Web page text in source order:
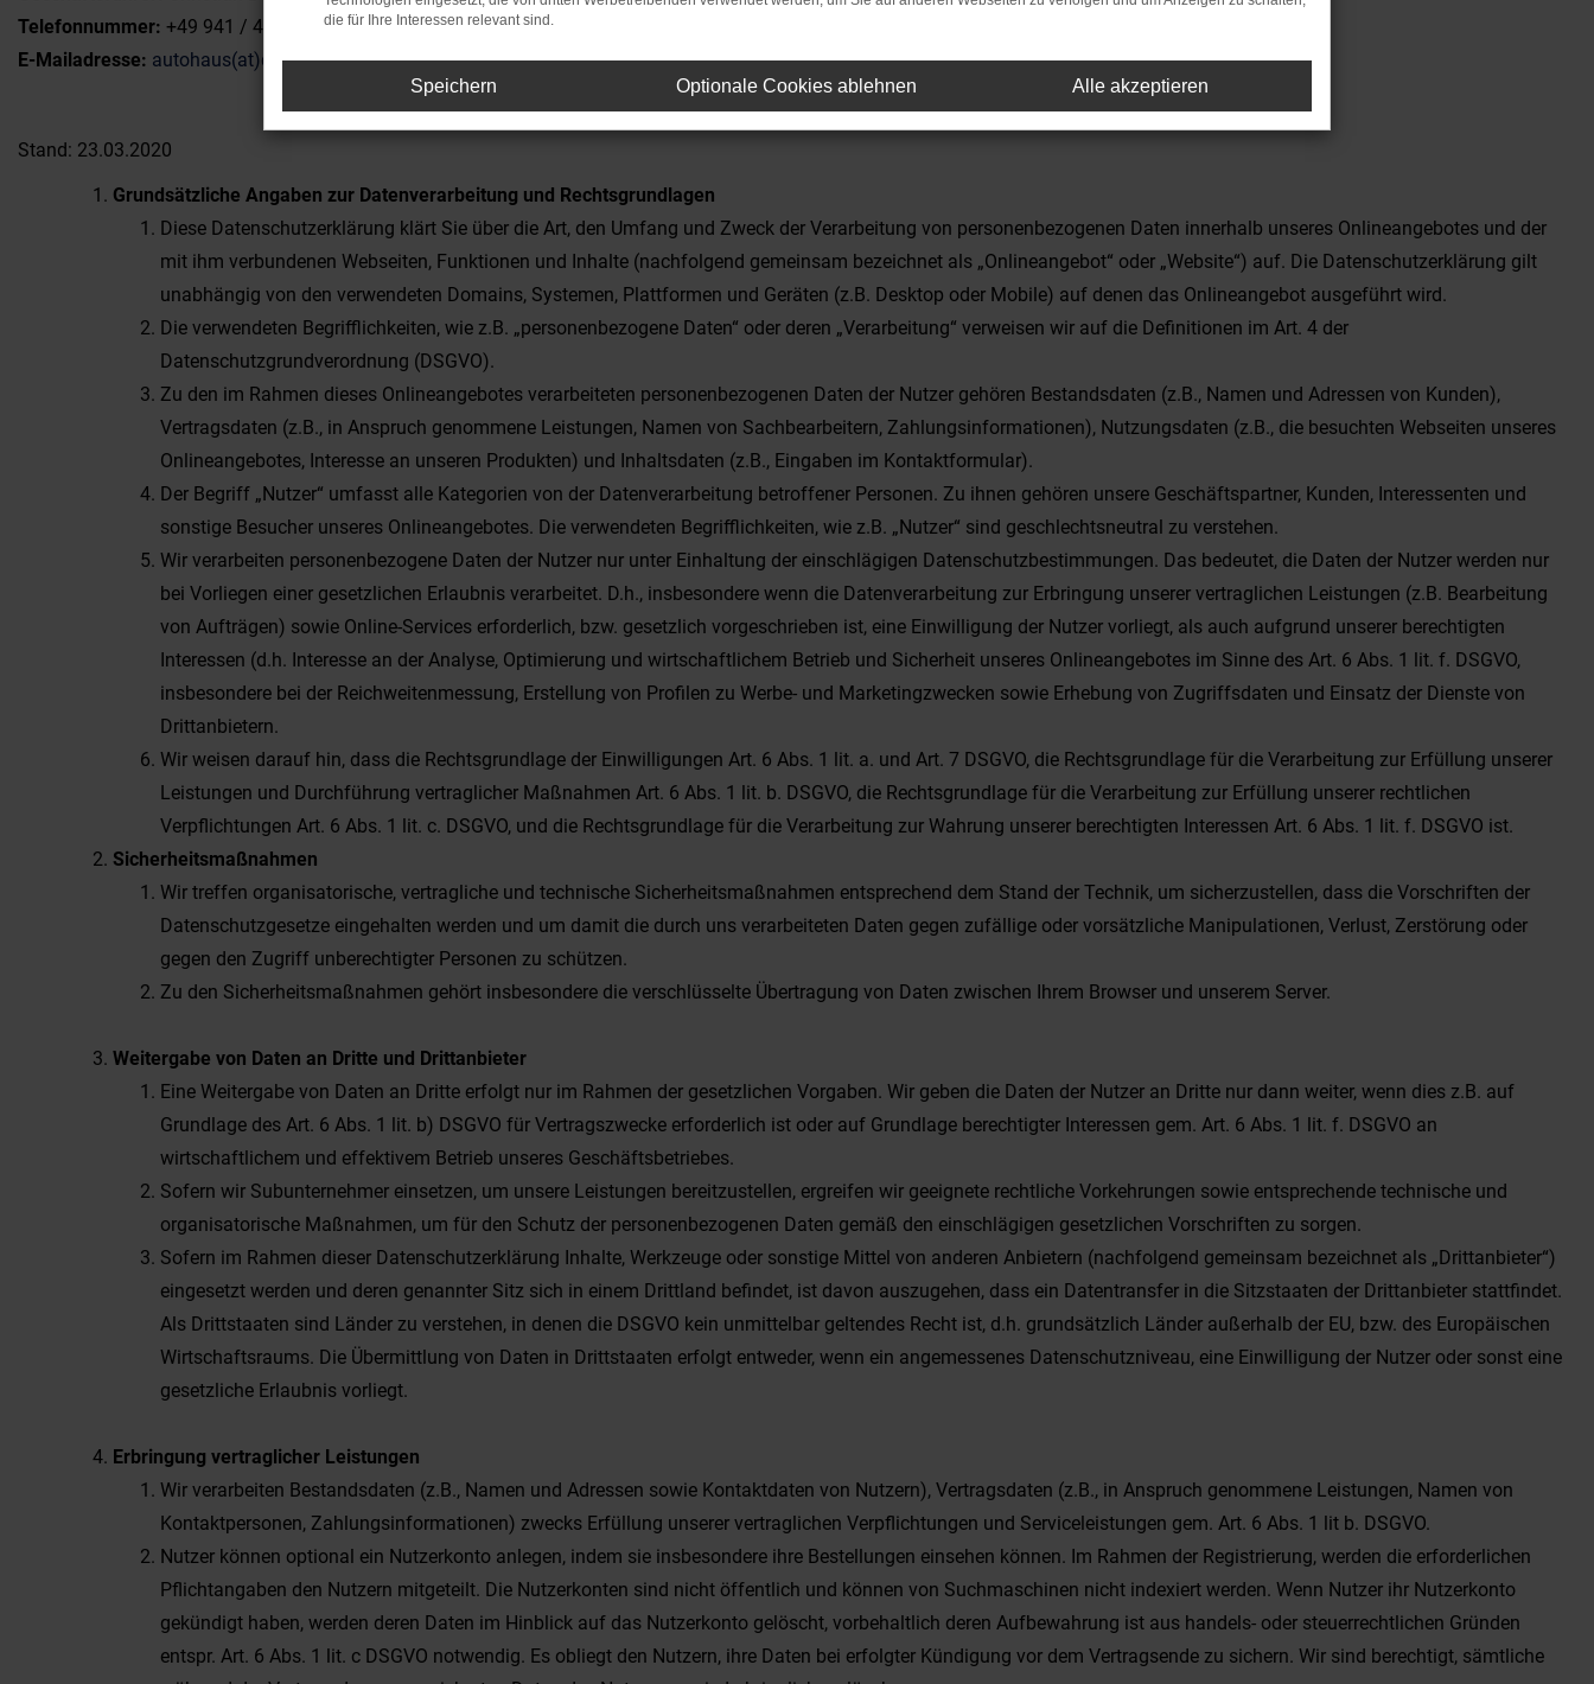
Telefonnummer: +49 941 / 490 880
E-Mailadresse: autohaus(at)duennes.de
Stand: 23.03.2020
Grundsätzliche Angaben zur Datenverarbeitung und Rechtsgrundlagen
Diese Datenschutzerklärung klärt Sie über die Art, den Umfang und Zweck der Verarbeitung von personenbezogenen Daten innerhalb unseres Onlineangebotes und der
mit ihm verbundenen Webseiten, Funktionen und Inhalte (nachfolgend gemeinsam bezeichnet als „Onlineangebot“ oder „Website“) auf. Die Datenschutzerklärung gilt
unabhängig von den verwendeten Domains, Systemen, Plattformen und Geräten (z.B. Desktop oder Mobile) auf denen das Onlineangebot ausgeführt wird.
Die verwendeten Begrifflichkeiten, wie z.B. „personenbezogene Daten“ oder deren „Verarbeitung“ verweisen wir auf die Definitionen im Art. 4 der
Datenschutzgrundverordnung (DSGVO).
Zu den im Rahmen dieses Onlineangebotes verarbeiteten personenbezogenen Daten der Nutzer gehören Bestandsdaten (z.B., Namen und Adressen von Kunden),
Vertragsdaten (z.B., in Anspruch genommene Leistungen, Namen von Sachbearbeitern, Zahlungsinformationen), Nutzungsdaten (z.B., die besuchten Webseiten unseres
Onlineangebotes, Interesse an unseren Produkten) und Inhaltsdaten (z.B., Eingaben im Kontaktformular).
Der Begriff „Nutzer“ umfasst alle Kategorien von der Datenverarbeitung betroffener Personen. Zu ihnen gehören unsere Geschäftspartner, Kunden, Interessenten und
sonstige Besucher unseres Onlineangebotes. Die verwendeten Begrifflichkeiten, wie z.B. „Nutzer“ sind geschlechtsneutral zu verstehen.
Wir verarbeiten personenbezogene Daten der Nutzer nur unter Einhaltung der einschlägigen Datenschutzbestimmungen. Das bedeutet, die Daten der Nutzer werden nur
bei Vorliegen einer gesetzlichen Erlaubnis verarbeitet. D.h., insbesondere wenn die Datenverarbeitung zur Erbringung unserer vertraglichen Leistungen (z.B. Bearbeitung
von Aufträgen) sowie Online-Services erforderlich, bzw. gesetzlich vorgeschrieben ist, eine Einwilligung der Nutzer vorliegt, als auch aufgrund unserer berechtigten
Interessen (d.h. Interesse an der Analyse, Optimierung und wirtschaftlichem Betrieb und Sicherheit unseres Onlineangebotes im Sinne des Art. 6 Abs. 1 lit. f. DSGVO,
insbesondere bei der Reichweitenmessung, Erstellung von Profilen zu Werbe- und Marketingzwecken sowie Erhebung von Zugriffsdaten und Einsatz der Dienste von
Drittanbietern.
Wir weisen darauf hin, dass die Rechtsgrundlage der Einwilligungen Art. 6 Abs. 1 lit. a. und Art. 7 DSGVO, die Rechtsgrundlage für die Verarbeitung zur Erfüllung unserer
Leistungen und Durchführung vertraglicher Maßnahmen Art. 6 Abs. 1 lit. b. DSGVO, die Rechtsgrundlage für die Verarbeitung zur Erfüllung unserer rechtlichen
Verpflichtungen Art. 6 Abs. 1 lit. c. DSGVO, und die Rechtsgrundlage für die Verarbeitung zur Wahrung unserer berechtigten Interessen Art. 6 Abs. 1 lit. f. DSGVO ist.
Sicherheitsmaßnahmen
Wir treffen organisatorische, vertragliche und technische Sicherheitsmaßnahmen entsprechend dem Stand der Technik, um sicherzustellen, dass die Vorschriften der
Datenschutzgesetze eingehalten werden und um damit die durch uns verarbeiteten Daten gegen zufällige oder vorsätzliche Manipulationen, Verlust, Zerstörung oder
gegen den Zugriff unberechtigter Personen zu schützen.
Zu den Sicherheitsmaßnahmen gehört insbesondere die verschlüsselte Übertragung von Daten zwischen Ihrem Browser und unserem Server.
Weitergabe von Daten an Dritte und Drittanbieter
Eine Weitergabe von Daten an Dritte erfolgt nur im Rahmen der gesetzlichen Vorgaben. Wir geben die Daten der Nutzer an Dritte nur dann weiter, wenn dies z.B. auf
Grundlage des Art. 6 Abs. 1 lit. b) DSGVO für Vertragszwecke erforderlich ist oder auf Grundlage berechtigter Interessen gem. Art. 6 Abs. 1 lit. f. DSGVO an
wirtschaftlichem und effektivem Betrieb unseres Geschäftsbetriebes.
Sofern wir Subunternehmer einsetzen, um unsere Leistungen bereitzustellen, ergreifen wir geeignete rechtliche Vorkehrungen sowie entsprechende technische und
organisatorische Maßnahmen, um für den Schutz der personenbezogenen Daten gemäß den einschlägigen gesetzlichen Vorschriften zu sorgen.
Sofern im Rahmen dieser Datenschutzerklärung Inhalte, Werkzeuge oder sonstige Mittel von anderen Anbietern (nachfolgend gemeinsam bezeichnet als „Drittanbieter“)
eingesetzt werden und deren genannter Sitz sich in einem Drittland befindet, ist davon auszugehen, dass ein Datentransfer in die Sitzstaaten der Drittanbieter stattfindet.
Als Drittstaaten sind Länder zu verstehen, in denen die DSGVO kein unmittelbar geltendes Recht ist, d.h. grundsätzlich Länder außerhalb der EU, bzw. des Europäischen
Wirtschaftsraums. Die Übermittlung von Daten in Drittstaaten erfolgt entweder, wenn ein angemessenes Datenschutzniveau, eine Einwilligung der Nutzer oder sonst eine
gesetzliche Erlaubnis vorliegt.
Erbringung vertraglicher Leistungen
Wir verarbeiten Bestandsdaten (z.B., Namen und Adressen sowie Kontaktdaten von Nutzern), Vertragsdaten (z.B., in Anspruch genommene Leistungen, Namen von
Kontaktpersonen, Zahlungsinformationen) zwecks Erfüllung unserer vertraglichen Verpflichtungen und Serviceleistungen gem. Art. 6 Abs. 1 lit b. DSGVO.
Nutzer können optional ein Nutzerkonto anlegen, indem sie insbesondere ihre Bestellungen einsehen können. Im Rahmen der Registrierung, werden die erforderlichen
Pflichtangaben den Nutzern mitgeteilt. Die Nutzerkonten sind nicht öffentlich und können von Suchmaschinen nicht indexiert werden. Wenn Nutzer ihr Nutzerkonto
gekündigt haben, werden deren Daten im Hinblick auf das Nutzerkonto gelöscht, vorbehaltlich deren Aufbewahrung ist aus handels- oder steuerrechtlichen Gründen
entspr. Art. 6 Abs. 1 lit. c DSGVO notwendig. Es obliegt den Nutzern, ihre Daten bei erfolgter Kündigung vor dem Vertragsende zu sichern. Wir sind berechtigt, sämtliche
die für Ihre Interessen relevant sind.
Speichern Optionale Cookies ablehnen Alle akzeptieren